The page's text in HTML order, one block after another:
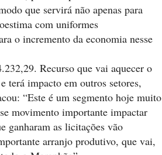
que servirá não apenas para
com uniformes
o incremento da economia nesse
Recurso que vai aquecer o
terá impacto em outros setores,
“Este é um segmento hoje muito
movimento importante impactar
ganharam as licitações vão
arranjo produtivo, que vai,